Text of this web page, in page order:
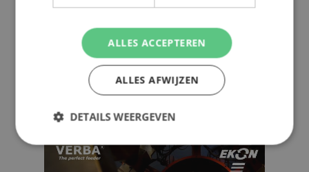
ALLES ACCEPTEREN
ALLES AFWIJZEN
DETAILS WEERGEVEN